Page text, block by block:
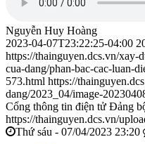
Nguyễn Huy Hoàng
2023-04-07T23:22:25-04:00
https://thainguyen.dcs.vn/xay-
cua-dang/phan-bac-cac-luan-
573.html https://
dang/2023_04/image-
Cổng thông tin điện tử Đảng
https://thainguyen.dcs.vn/
Thứ sáu - 07/04/2023 23:20